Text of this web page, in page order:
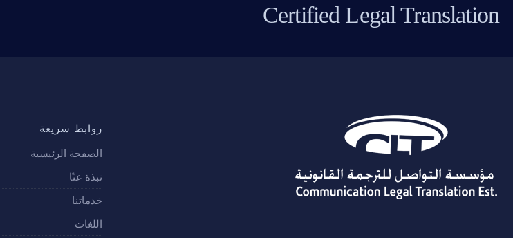
Certified Legal Translation
روابط سريعة
الصفحة الرئيسية
نبذة عنّا
خدماتنا
اللغات